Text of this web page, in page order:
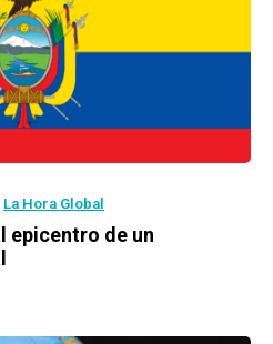
La Hora Global
epicentro de un